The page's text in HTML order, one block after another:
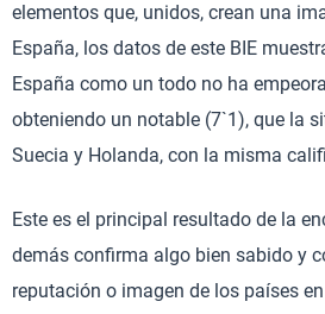
elementos que, unidos, crean una
España, los datos de este BIE
España como un todo no ha
obteniendo un notable (7`1), que la
Suecia y Holanda, con la misma
Este es el principal resultado de la
demás confirma algo bien sabido y
reputación o imagen de los países